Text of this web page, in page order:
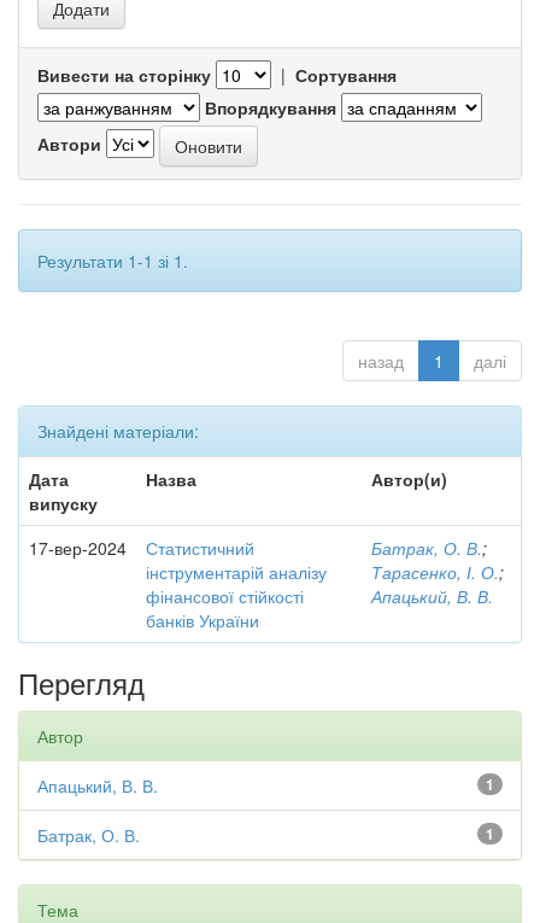
Вивести на сторінку | Сортування
Впорядкування
Автори
Результати 1-1 зі 1.
назад 1 далі
Знайдені матеріали:
Дата
випуску
Назва Автор(и)
17-вер-2024
Статистичний
інструментарій аналізу
фінансової стійкості
банків України
Батрак, О. В.;
Тарасенко, І. О.;
Апацький, В. В.
Перегляд
Автор
1
Апацький, В. В.
1
Батрак, О. В.
Тема